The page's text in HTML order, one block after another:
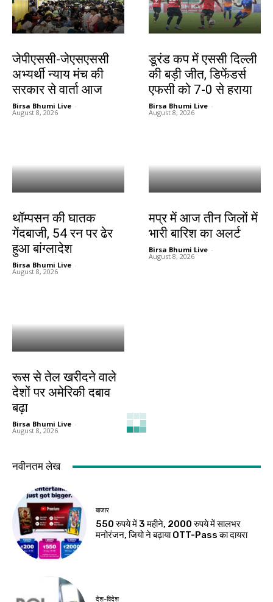
जेपीएससी-जेएसएससी
अभ्यर्थी न्याय मंच की
सरकार से वार्ता आज
Birsa Bhumi Live -
August 8, 2026
डूरंड कप में एससी दिल्ली
की बड़ी जीत, डिफेंडर्स
एफसी को 7-0 से हराया
Birsa Bhumi Live -
August 8, 2026
थॉम्पसन की घातक
गेंदबाजी, 54 रन पर ढेर
हुआ बांग्लादेश
Birsa Bhumi Live -
August 8, 2026
मप्र में आज तीन जिलों में
भारी बारिश का अलर्ट
Birsa Bhumi Live -
August 8, 2026
रूस से तेल खरीदने वाले
देशों पर अमेरिकी दबाव
बढ़ा
Birsa Bhumi Live -
August 8, 2026
नवीनतम लेख
बाजार
550 रुपये में 3 महीने, 2000 रुपये में सालभर
मनोरंजन, जियो ने बढ़ाया OTT-Pass का दायरा
देश-विदेश